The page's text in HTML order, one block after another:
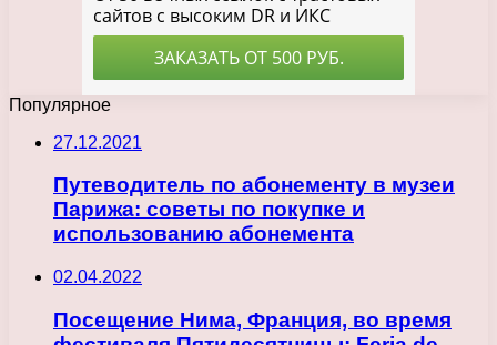
Популярное
27.12.2021
Путеводитель по абонементу в музеи
Парижа: советы по покупке и
использованию абонемента
02.04.2022
Посещение Нима, Франция, во время